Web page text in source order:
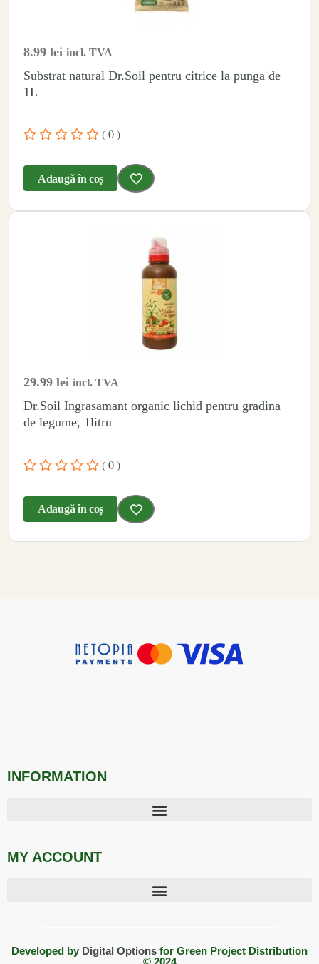
8.99 lei incl. TVA
Substrat natural Dr.Soil pentru citrice la punga de
1L
( 0 )
Adaugă în coș
29.99 lei incl. TVA
Dr.Soil Ingrasamant organic lichid pentru gradina
de legume, 1litru
( 0 )
Adaugă în coș
INFORMATION
MY ACCOUNT
Developed by Digital Options for Green Project Distribution